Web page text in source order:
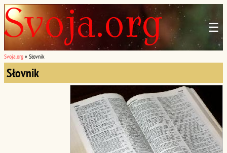
☰
Svoja.org » Słovnik
Słovnik